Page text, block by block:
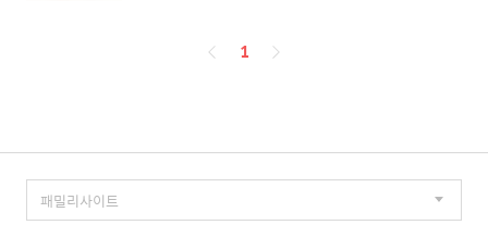
페
1